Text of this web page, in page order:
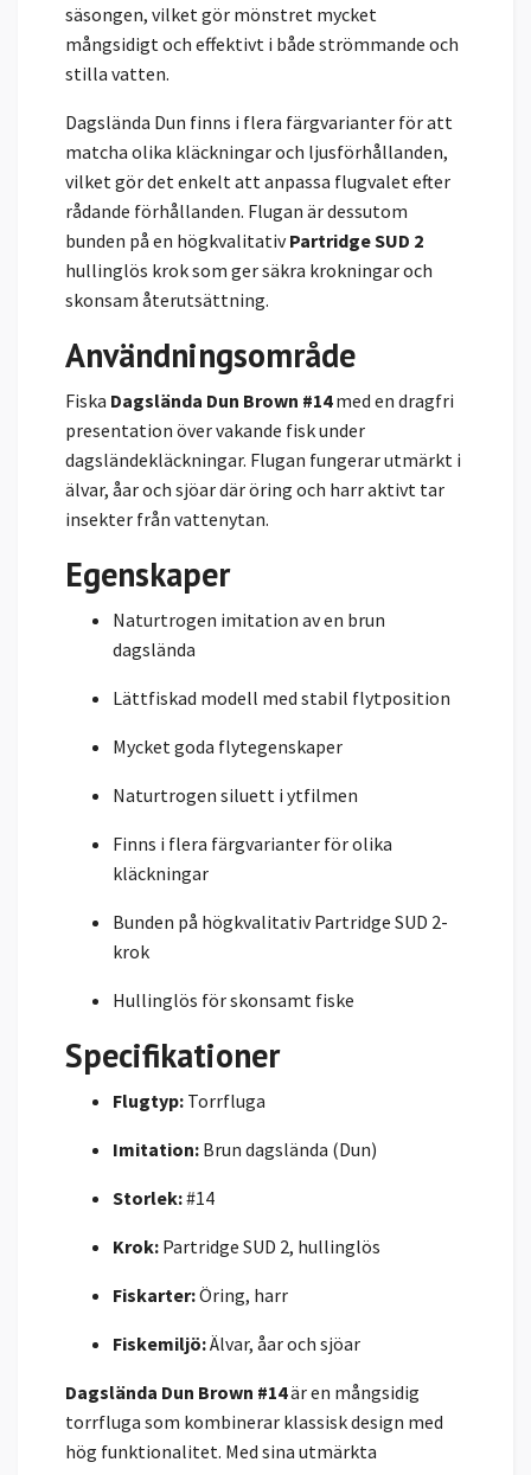
säsongen, vilket gör mönstret mycket
mångsidigt och effektivt i både strömmande och
stilla vatten.
Dagslända Dun finns i flera färgvarianter för att
matcha olika kläckningar och ljusförhållanden,
vilket gör det enkelt att anpassa flugvalet efter
rådande förhållanden. Flugan är dessutom
bunden på en högkvalitativPartridge SUD 2
hullinglös krok som ger säkra krokningar och
skonsam återutsättning.
Användningsområde
Fiska Dagslända Dun Brown #14med en dragfri
presentation över vakande fisk under
dagsländekläckningar. Flugan fungerar utmärkt i
älvar, åar och sjöar där öring och harr aktivt tar
insekter från vattenytan.
Egenskaper
Naturtrogen imitation av en brun
dagslända
Lättfiskad modell med stabil flytposition
Mycket goda flytegenskaper
Naturtrogen siluett i ytfilmen
Finns i flera färgvarianter för olika
kläckningar
Bunden på högkvalitativ Partridge SUD 2-
krok
Hullinglös för skonsamt fiske
Specifikationer
Flugtyp: Torrfluga
Imitation: Brun dagslända (Dun)
Storlek:#14
Krok: Partridge SUD 2, hullinglös
Fiskarter:Öring, harr
Fiskemiljö:Älvar, åar och sjöar
Dagslända Dun Brown #14är en mångsidig
torrfluga som kombinerar klassisk design med
hög funktionalitet. Med sina utmärkta